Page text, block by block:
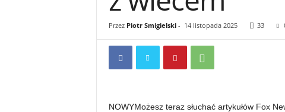
Przez Piotr Smigielski- 14 listopada 2025 33
NOWYMożesz teraz słuchać artykułów Fox